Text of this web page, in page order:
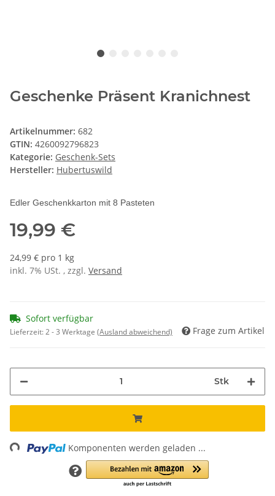
Geschenke Präsent Kranichnest
Artikelnummer: 682
GTIN: 4260092796823
Kategorie: Geschenk-Sets
Hersteller: Hubertuswild
Edler Geschenkkarton mit 8 Pasteten
19,99 €
24,99 € pro 1 kg
inkl. 7% USt. , zzgl. Versand
Sofort verfügbar
Lieferzeit:2 - 3 Werktage (Ausland abweichend) Frage zum Artikel
Stk
Loading... Komponenten werden geladen ...